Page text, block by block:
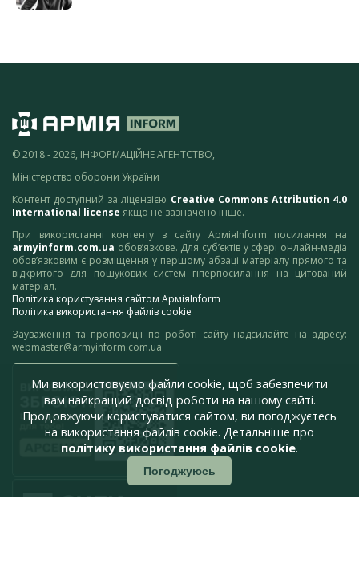
© 2018 - 2026, ІНФОРМАЦІЙНЕ АГЕНТСТВО,
Міністерство оборони України
Контент доступний за ліцензією Creative Commons Attribution 4.0
International license якщо не зазначено інше.
При використанні контенту з сайту АрміяInform посилання на
armyinform.com.ua обов’язкове. Для суб’єктів у сфері онлайн-медіа
обов’язковим є розміщення у першому абзаці матеріалу прямого та
відкритого для пошукових систем гіперпосилання на цитований
матеріал.
Політика користування сайтом АрміяInform
Політика використання файлів cookie
Зауваження та пропозиції по роботі сайту надсилайте на адресу:
webmaster@armyinform.com.ua
Ми використовуємо файли cookie, щоб забезпечити
вам найкращий досвід роботи на нашому сайті.
Продовжуючи користуватися сайтом, ви погоджуєтесь
на використання файлів cookie. Детальніше про
політику використання файлів cookie.
Погоджуюсь